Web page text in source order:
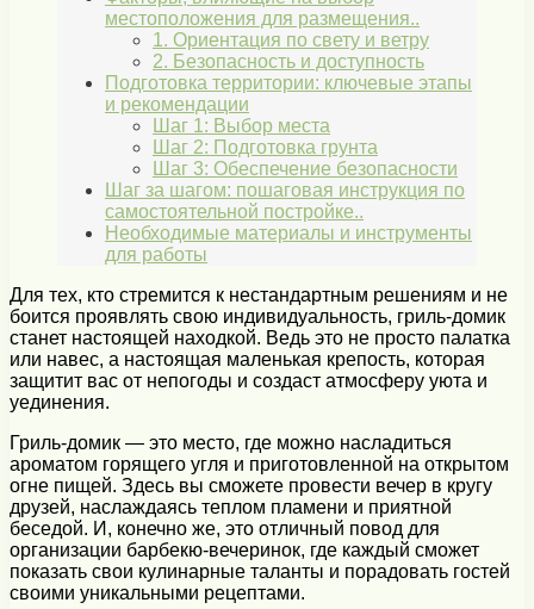
местоположения для размещения..
1. Ориентация по свету и ветру
2. Безопасность и доступность
Подготовка территории: ключевые этапы
и рекомендации
Шаг 1: Выбор места
Шаг 2: Подготовка грунта
Шаг 3: Обеспечение безопасности
Шаг за шагом: пошаговая инструкция по
самостоятельной постройке..
Необходимые материалы и инструменты
для работы
Для тех, кто стремится к нестандартным решениям и не
боится проявлять свою индивидуальность, гриль-домик
станет настоящей находкой. Ведь это не просто палатка
или навес, а настоящая маленькая крепость, которая
защитит вас от непогоды и создаст атмосферу уюта и
уединения.
Гриль-домик — это место, где можно насладиться
ароматом горящего угля и приготовленной на открытом
огне пищей. Здесь вы сможете провести вечер в кругу
друзей, наслаждаясь теплом пламени и приятной
беседой. И, конечно же, это отличный повод для
организации барбекю-вечеринок, где каждый сможет
показать свои кулинарные таланты и порадовать гостей
своими уникальными рецептами.